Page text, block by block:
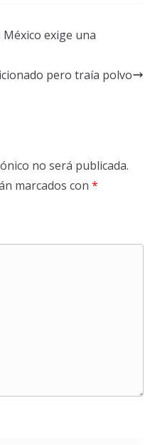
exige una
pero traía polvo
no será publicada.
marcados con *